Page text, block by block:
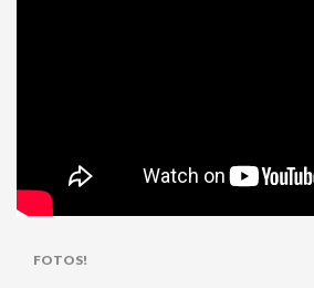
FOTOS!